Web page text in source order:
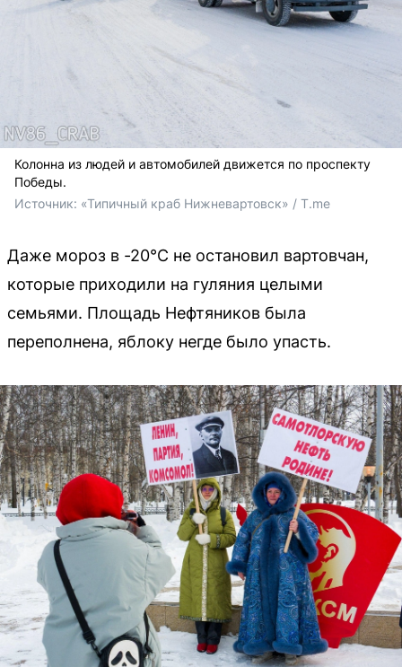
Колонна из людей и автомобилей движется по проспекту
Победы.
Источник: «Типичный краб Нижневартовск» / T.me
Даже мороз в -20°C не остановил вартовчан,
которые приходили на гуляния целыми
семьями. Площадь Нефтяников была
переполнена, яблоку негде было упасть.